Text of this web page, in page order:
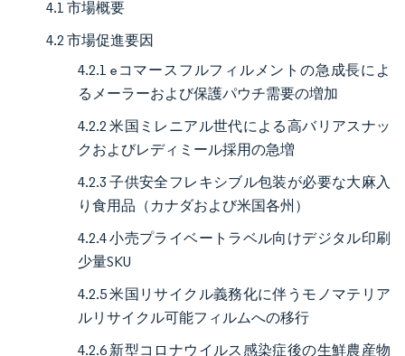
4.1 市場概要
4.2 市場促進要因
4.2.1 eコマースフルフィルメントの急成長によ
るメーラーおよび保護パウチ需要の増加
4.2.2 米国ミレニアル世代による高バリアスナッ
クおよびレディミール採用の急増
4.2.3 子供安全フレキシブル包装が必要な大麻入
り食用品（カナダおよび米国各州）
4.2.4 小売プライベートラベル向けデジタル印刷
少量SKU
4.2.5 米国リサイクル義務化に伴うモノマテリア
ルリサイクル可能フィルムへの移行
4.2.6 新型コロナウイルス感染症後の生鮮農産物